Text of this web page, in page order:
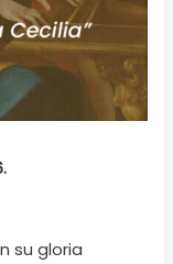
su gloria